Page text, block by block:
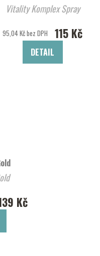
Vitality Komplex Spray
95,04 Kč bez DPH 115 Kč
DETAIL
Kč